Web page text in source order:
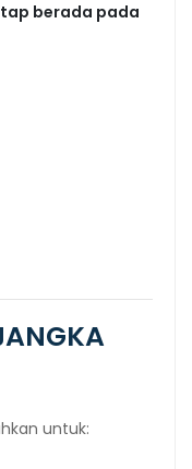
berada pada
untuk: